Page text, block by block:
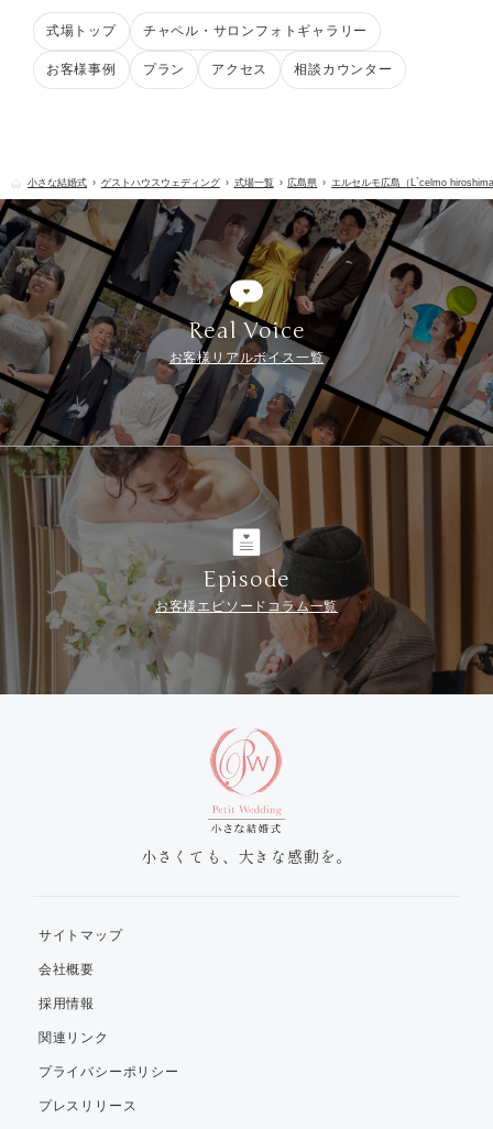
式場トップ チャペル・サロンフォトギャラリー
お客様事例 プラン アクセス 相談カウンター
小さな結婚式 ゲストハウスウェディング 式場一覧 広島県 エルセルモ広島（L`celmo
Real Voice
お客様リアルボイス一覧
Episode
お客様エピソードコラム一覧
小さくても、大きな感動を。
サイトマップ
会社概要
採用情報
関連リンク
プライバシーポリシー
プレスリリース